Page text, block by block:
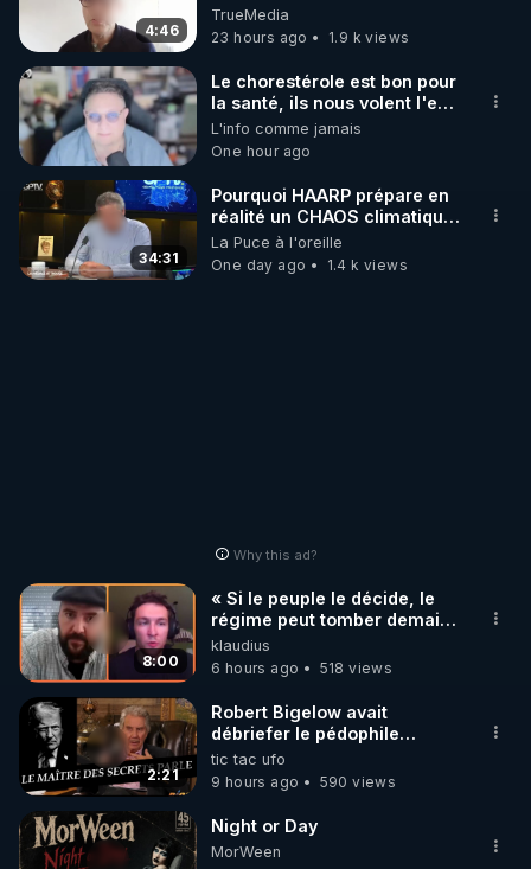
4:46
TrueMedia
23 hours ago
1.9 k views
Le chorestérole est bon pour
la santé, ils nous volent l'eau
! 😒🤢😡
https://odysee.com/@anonyme:d3/
L'info comme jamais
One hour ago
34:31
Pourquoi HAARP prépare en
réalité un CHAOS climatique,
on répond
La Puce à l'oreille
One day ago
1.4 k views
Why this ad?
8:00
« Si le peuple le décide, le
régime peut tomber demain !
»
klaudius
6 hours ago
518 views
2:21
Robert Bigelow avait
débriefer le pédophile
génocidaire de donald j
trump
tic tac ufo
9 hours ago
590 views
Night or Day
MorWeen